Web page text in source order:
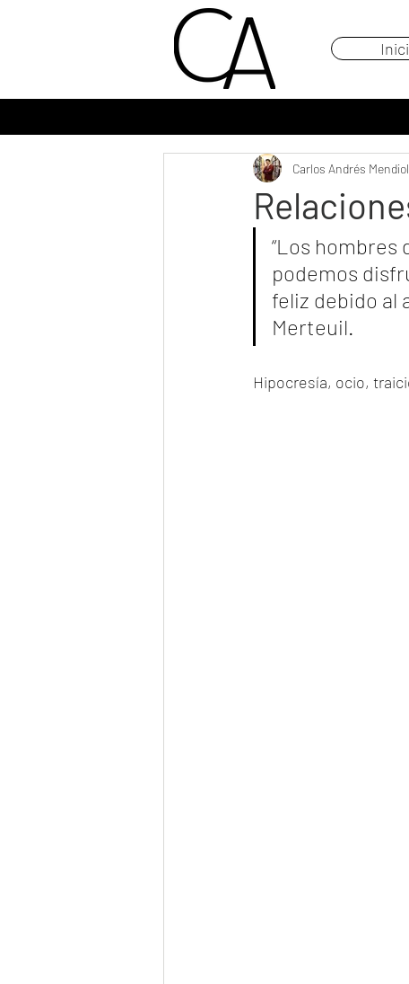
Carlos Andrés
“Los hombres
podemos
feliz debido al
Merteuil.
Hipocresía, ocio,